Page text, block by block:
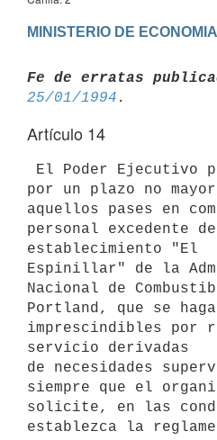
MINISTERIO DE
Fe de erratas
25/01/1994
Artículo 14
por un plazo no
aquellos pases en
personal excedente
establecimiento "El
Espinillar" de la
Nacional de
Portland, que se
imprescindibles por
servicio derivadas
de necesidades
siempre que el
solicite, en las